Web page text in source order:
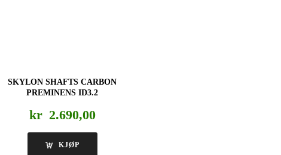
SKYLON SHAFTS CARBON
PREMINENS ID3.2
kr 2.690,00
KJØP